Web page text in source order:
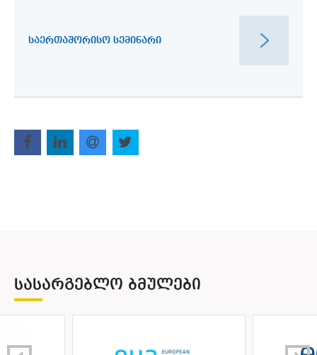
ᲡᲐᲔᲠᲗᲐᲨᲝᲠᲘᲡᲝ ᲡᲔᲛᲘᲜᲐᲠᲘ
ᲡᲐᲡᲐᲠᲒᲔᲑᲚᲝ ᲑᲛᲣᲚᲔᲑᲘ